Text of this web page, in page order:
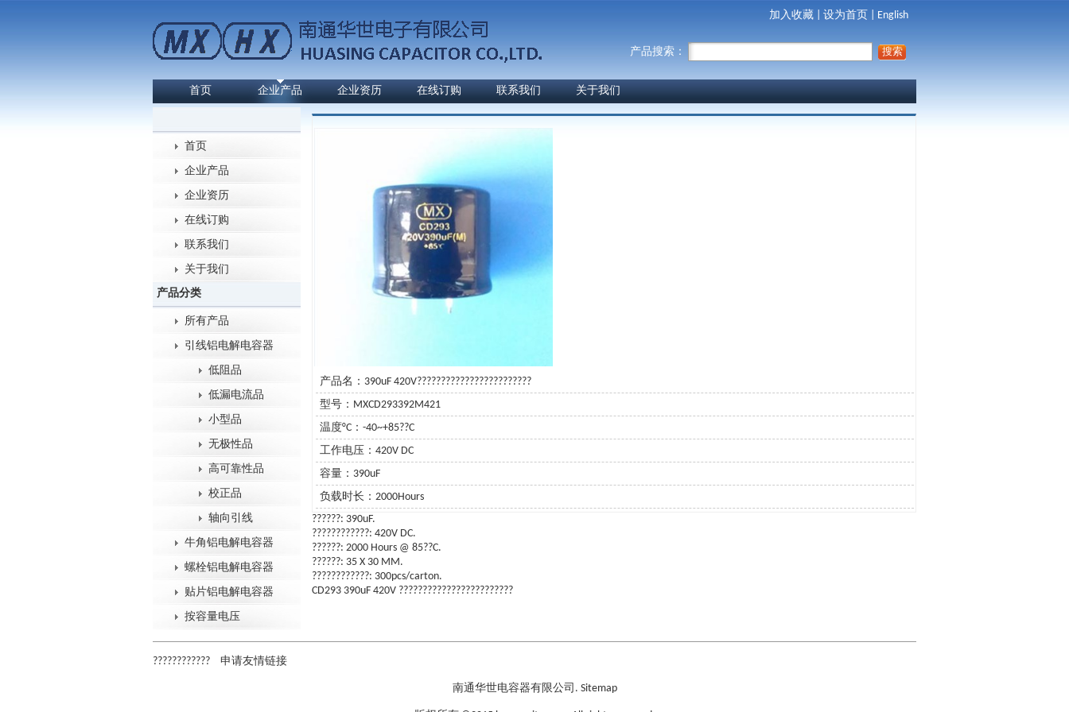
加入收藏 设为首页 English
产品搜索：
首页 企业产品 企业资历 在线订购 联系我们 关于我们
首页
企业产品
企业资历
在线订购
联系我们
关于我们
产品分类
所有产品
引线铝电解电容器
低阻品
低漏电流品
小型品
无极性品
高可靠性品
校正品
轴向引线
牛角铝电解电容器
螺栓铝电解电容器
贴片铝电解电容器
按容量电压
产品名：390uF 420V????????????????????????
型号：MXCD293392M421
温度°C：-40~+85??C
工作电压：420V DC
容量：390uF
负载时长：2000Hours
??????: 390uF.
????????????: 420V DC.
??????: 2000 Hours @ 85??C.
??????: 35 X 30 MM.
????????????: 300pcs/carton.
CD293 390uF 420V ????????????????????????
???????????? 申请友情链接
南通华世电容器有限公司. Sitemap